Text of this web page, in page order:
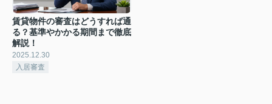
賃貸物件の審査はどうすれば通
る？基準やかかる期間まで徹底
解説！
2025.12.30
入居審査